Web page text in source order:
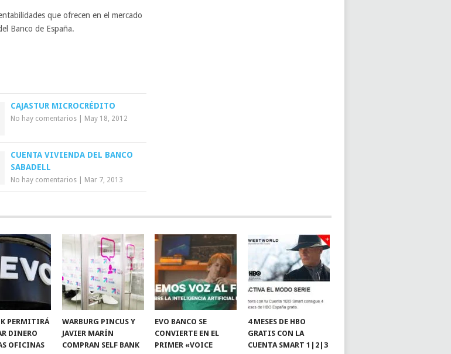
que ofrecen en el mercado
Banco de España.
CAJASTUR MICROCRÉDITO
No hay comentarios May 18, 2012
CUENTA VIVIENDA DEL BANCO
SABADELL
No hay comentarios Mar 7, 2013
PERMITIRÁ
DINERO
OFICINAS
WARBURG PINCUS Y
JAVIER MARÍN
COMPRAN SELF BANK
EVO BANCO SE
CONVIERTE EN EL
PRIMER «VOICE
4 MESES DE HBO
GRATIS CON LA
CUENTA SMART 1|2|3